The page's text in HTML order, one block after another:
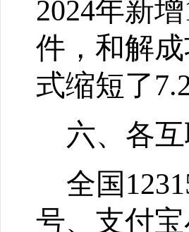
2024年新增
件，和解
式缩短了
六、各
全国
号、支付